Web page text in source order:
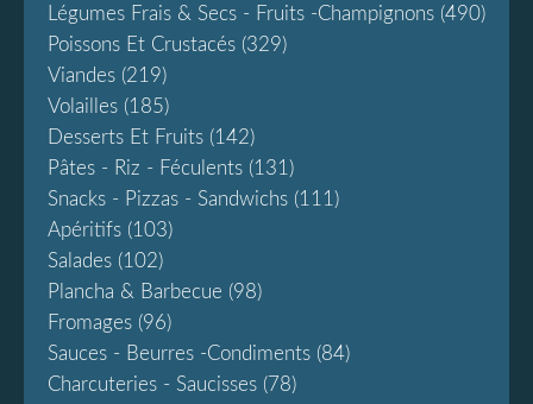
Légumes Frais & Secs - Fruits -champignons (490)
Poissons Et Crustacés (329)
Viandes (219)
Volailles (185)
Desserts Et Fruits (142)
Pâtes - Riz - Féculents (131)
Snacks - Pizzas - Sandwichs (111)
Apéritifs (103)
Salades (102)
Plancha & Barbecue (98)
Fromages (96)
Sauces - Beurres -condiments (84)
Charcuteries - Saucisses (78)